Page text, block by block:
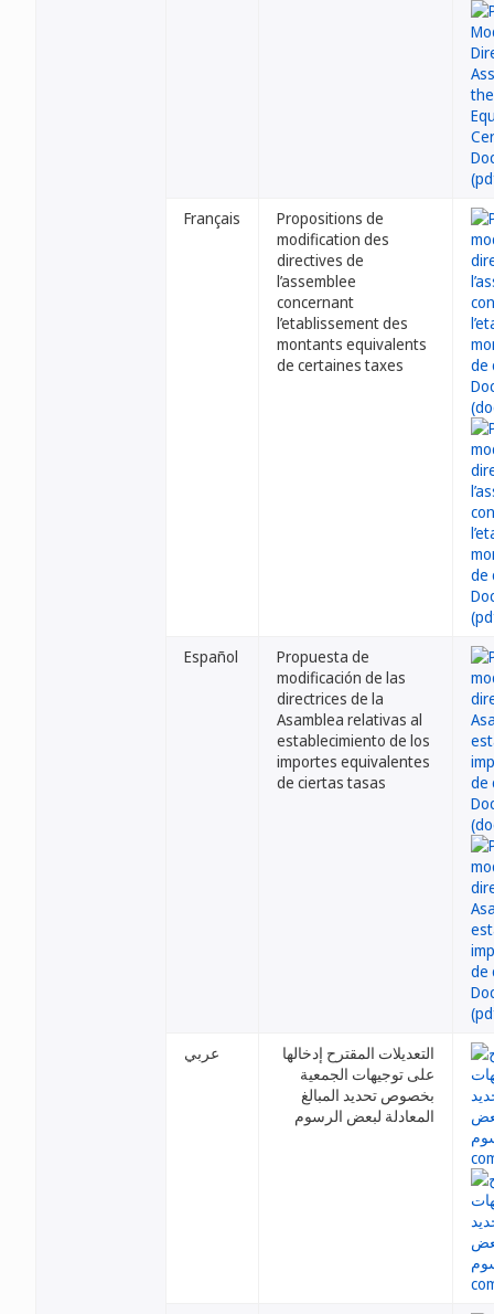
Français
Propositions de
modification des
directives de
l’assemblee
concernant
l’etablissement des
montants equivalents
de certaines taxes
Español
Propuesta de
modificación de las
directrices de la
Asamblea relativas al
establecimiento de los
importes equivalentes
de ciertas tasas
عربي
التعديلات المقترح إدخالها
على توجيهات الجمعية
بخصوص تحديد المبالغ
المعادلة لبعض الرسوم